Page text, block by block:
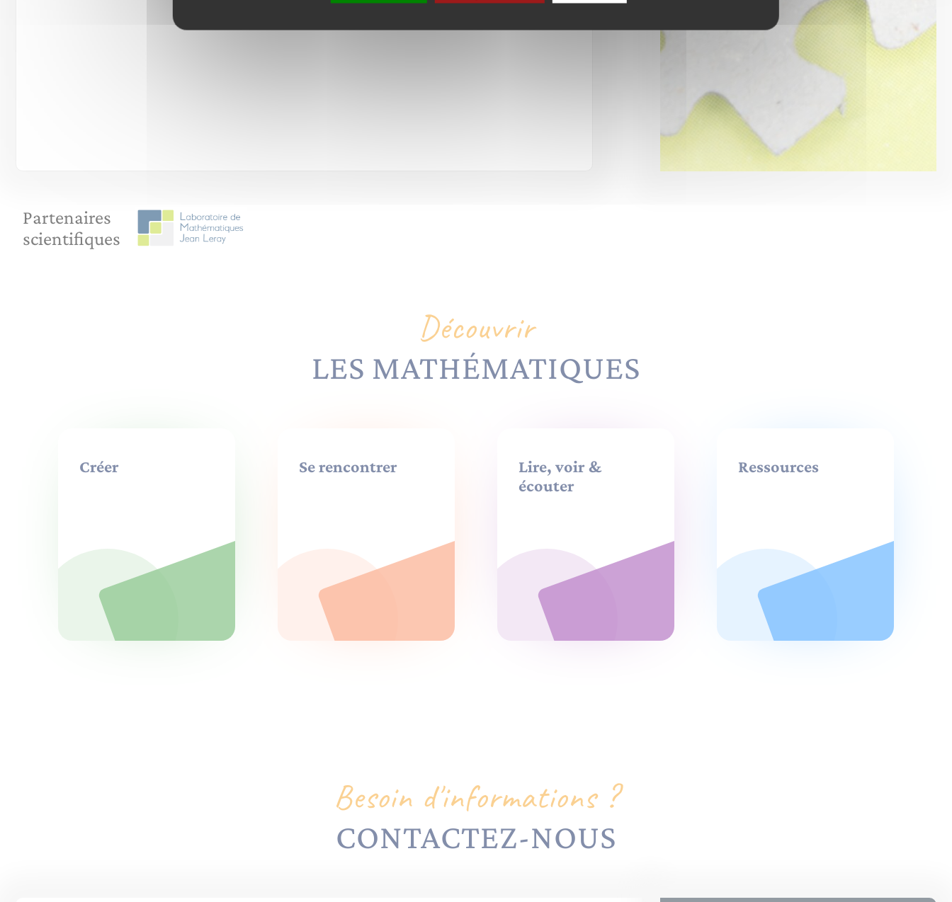
Partenaires
scientifiques
Découvrir
LES MATHÉMATIQUES
Créer Se rencontrer
Lire, voir &
écouter
Ressources
Besoin d'informations ?
CONTACTEZ-NOUS